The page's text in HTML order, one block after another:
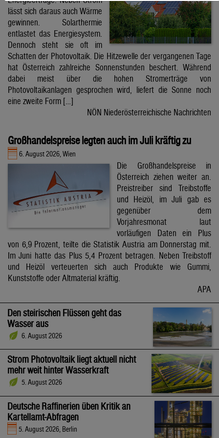
lässt sich daraus auch Wärme
gewinnen. Solarthermie
entlastet das Energiesystem.
Dennoch steht sie oft im
Schatten der Photovoltaik. Die Hitzewelle der vergangenen Tage
hat Österreich zahlreiche Sonnenstunden beschert. Während
dabei meist über die hohen Stromerträge von
Photovoltaikanlagen gesprochen wird, liefert die Sonne noch
eine zweite Form […]
NÖN Niederösterreichische Nachrichten
Großhandelspreise legten auch im Juli kräftig zu
6. August 2026, Wien
Die Großhandelspreise in
Österreich ziehen weiter an.
Preistreiber sind Treibstoffe
und Heizöl, im Juli gab es
gegenüber dem
Vorjahresmonat laut
vorläufigen Daten ein Plus
von 6,9 Prozent, teilte die Statistik Austria am Donnerstag mit.
Im Juni hatte das Plus 5,4 Prozent betragen. Neben Treibstoff
und Heizöl verteuerten sich auch Produkte wie Gummi,
Kunststoffe oder Altmaterial kräftig.
APA
Den steirischen Flüssen geht das
Wasser aus
6. August 2026
Strom Photovoltaik liegt aktuell nicht
mehr weit hinter Wasserkraft
5. August 2026
Deutsche Raffinerien üben Kritik an
Kartellamt-Abfragen
5. August 2026, Berlin